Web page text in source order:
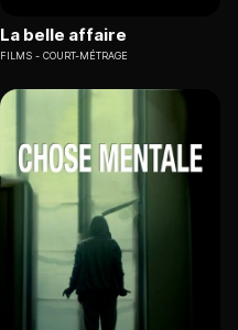
La belle affaire
FILMS COURT-MÉTRAGE